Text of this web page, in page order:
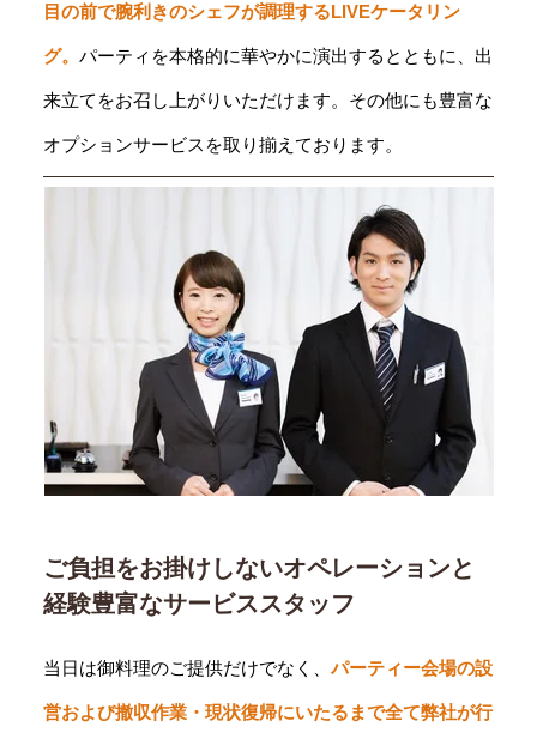
目の前で腕利きのシェフが調理するLIVEケータリン
グ。 パーティを本格的に華やかに演出するとともに、出
来立てをお召し上がりいただけます。その他にも豊富な
オプションサービスを取り揃えております。
ご負担をお掛けしないオペレーションと
経験豊富なサービススタッフ
当日は御料理のご提供だけでなく、パーティー会場の設
営および撤収作業・現状復帰にいたるまで全て弊社が行